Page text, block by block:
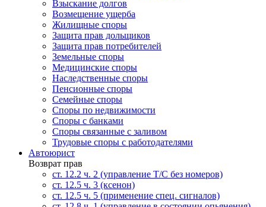
Взыскание долгов
Возмещение ущерба
Жилищные споры
Защита прав дольщиков
Защита прав потребителей
Земельные споры
Медицинские споры
Наследственные споры
Пенсионные споры
Семейные споры
Cпоры по недвижимости
Споры с банками
Споры связанные с заливом
Трудовые споры с работодателями
Автоюрист
Возврат прав
ст. 12.2 ч. 2 (управление Т/С без номеров)
ст. 12.5 ч. 3 (ксенон)
ст. 12.5 ч. 5 (применение спец. сигналов)